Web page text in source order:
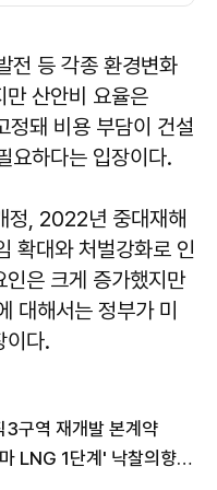
전 등 각종 환경변화
만 산안비 요율은
돼 비용 부담이 건설
요하다는 입장이다.
정, 2022년 중대재해
확대와 처벌강화로 인
은 크게 증가했지만
대해서는 정부가 미
이다.
구역 재개발 본계약
대우건설, 모잠비크 초대형 '로부마 LNG 1단계' 낙찰의향서(LOI) 수령